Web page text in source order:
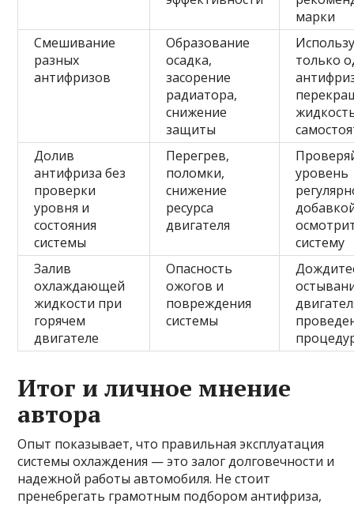
марки
Смешивание
разных
антифризов
Образование
осадка,
засорение
радиатора,
снижение
защиты
только
Долив
антифриза без
проверки
уровня и
состояния
системы
Перегрев,
поломки,
снижение
ресурса
двигателя
уровень
систему
Залив
охлаждающей
жидкости при
горячем
двигателе
Опасность
ожогов и
повреждения
системы
Итог и личное мнение
автора
Опыт показывает, что правильная эксплуатация
системы охлаждения — это залог долговечности и
надежной работы автомобиля. Не стоит
пренебрегать грамотным подбором антифриза,